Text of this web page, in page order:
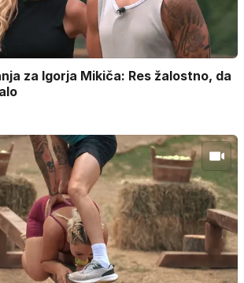
za Igorja Mikiča: Res žalostno, da